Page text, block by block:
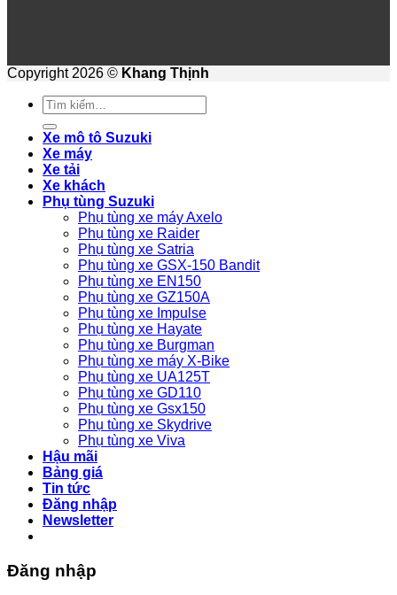
Copyright 2026 © Khang Thịnh
Tìm
kiếm:
Xe mô tô Suzuki
Xe máy
Xe tải
Xe khách
Phụ tùng Suzuki
Phụ tùng xe máy Axelo
Phụ tùng xe Raider
Phụ tùng xe Satria
Phụ tùng xe GSX-150 Bandit
Phụ tùng xe EN150
Phụ tùng xe GZ150A
Phụ tùng xe Impulse
Phụ tùng xe Hayate
Phụ tùng xe Burgman
Phụ tùng xe máy X-Bike
Phụ tùng xe UA125T
Phụ tùng xe GD110
Phụ tùng xe Gsx150
Phụ tùng xe Skydrive
Phụ tùng xe Viva
Hậu mãi
Bảng giá
Tin tức
Đăng nhập
Newsletter
Đăng nhập